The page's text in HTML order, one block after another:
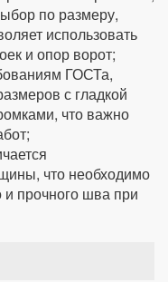
по размеру,
использовать
и опор ворот;
ГОСТа,
с гладкой
что важно
что необходимо
прочного шва при